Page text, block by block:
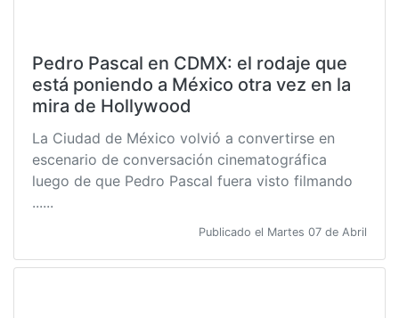
Pedro Pascal en CDMX: el rodaje que
está poniendo a México otra vez en la
mira de Hollywood
La Ciudad de México volvió a convertirse en
escenario de conversación cinematográfica
luego de que Pedro Pascal fuera visto filmando
......
Publicado el Martes 07 de Abril